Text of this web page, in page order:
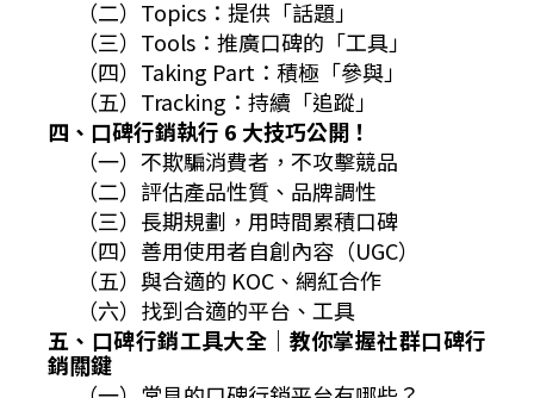
（二）Topics：提供「話題」
（三）Tools：推廣口碑的「工具」
（四）Taking Part：積極「參與」
（五）Tracking：持續「追蹤」
四、口碑行銷執行 6 大技巧公開！
（一）不欺騙消費者，不攻擊競品
（二）評估產品性質、品牌調性
（三）長期規劃，用時間累積口碑
（四）善用使用者自創內容（UGC）
（五）與合適的 KOC、網紅合作
（六）找到合適的平台、工具
五、口碑行銷工具大全｜教你掌握社群口碑行
銷關鍵